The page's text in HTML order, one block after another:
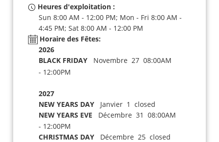
Heures d'exploitation :
Sun 8:00 AM - 12:00 PM; Mon - Fri 8:00 AM -
4:45 PM; Sat 8:00 AM - 12:00 PM
Horaire des Fêtes:
2026
BLACK FRIDAYNovembre 27 08:00AM
- 12:00PM
2027
NEW YEARS DAYJanvier 1 closed
NEW YEARS EVE Décembre 31 08:00AM
- 12:00PM
CHRISTMAS DAYDécembre 25 closed